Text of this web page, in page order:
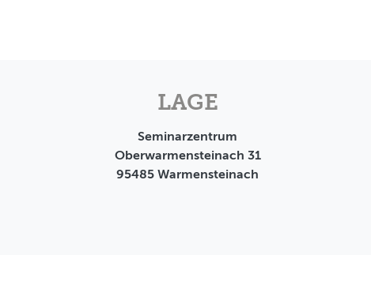
LAGE
Seminarzentrum
Oberwarmensteinach 31
95485 Warmensteinach